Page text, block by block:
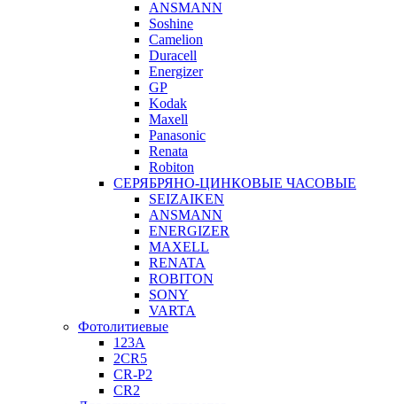
ANSMANN
Soshine
Camelion
Duracell
Energizer
GP
Kodak
Maxell
Panasonic
Renata
Robiton
СЕРЯБРЯНО-ЦИНКОВЫЕ ЧАСОВЫЕ
SEIZAIKEN
ANSMANN
ENERGIZER
MAXELL
RENATA
ROBITON
SONY
VARTA
Фотолитиевые
123A
2CR5
CR-P2
CR2